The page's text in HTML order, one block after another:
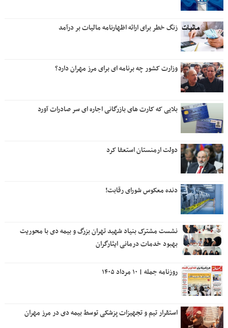
زنگ خطر برای ارائه اظهارنامه مالیات بر درآمد
وزارت کشور چه برنامه ای برای مرز مهران دارد؟
بلایی که کارت های بازرگانی اجاره ای سر صادرات آورد
دولت ارمنستان استعفا کرد
دنده معکوس شورای رقابت!
نشست مشترک بنیاد شهید تهران بزرگ و بیمه دی با محوریت
بهبود خدمات درمانی ایثارگران
روزنامه جمله | ۱۰ مرداد ۱۴۰۵
استقرار تیم و تجهیزات پزشکی توسط بیمه دی در مرز مهران